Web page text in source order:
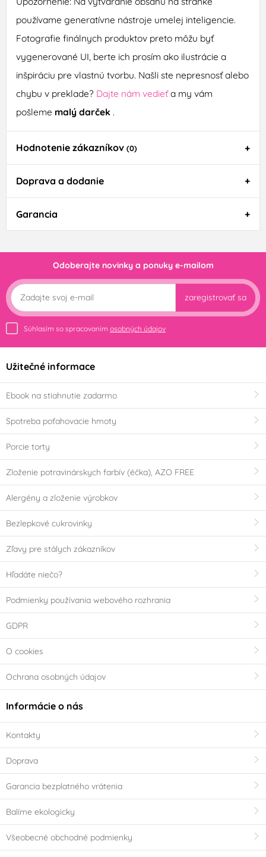
používame generatívne nástroje umelej inteligencie.
Fotografie finálnych produktov preto môžu byť
vygenerované UI, berte ich prosím ako ilustrácie a
inšpiráciu pre vlastnú tvorbu. Našli ste nepresnosť alebo
chybu v preklade? Dajte nám vedieťa my vám
pošleme malý darček .
Hodnotenie zákazníkov (0)
Doprava a dodanie
Garancia
Odoberajte novinky a ponuky e-mailom
zaregistrovať sa
Súhlasím so spracovaním osobných údajov
Užitečné informace
Ebook na stiahnutie zadarmo
Spotreba poťahovacie hmoty
Porcie torty
Zloženie potravinárskych farbív (éčka), AZO FREE
Alergény a zloženie výrobkov
Bezlepkové cukrovinky
Zľavy pre stálych zákazníkov
Hľadáte niečo?
Podmienky používania webového rozhrania
GDPR
O cookies
Ochrana osobných údajov
Informácie o nás
Kontakty
Doprava
Garancia bezplatného vrátenia
Balíme ekologicky
Všeobecné obchodné podmienky